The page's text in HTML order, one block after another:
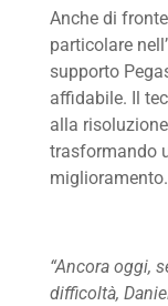
Anche di
particolare
supporto
affidabile. Il
alla
trasformando
miglioramento.
“Ancora oggi,
difficoltà,